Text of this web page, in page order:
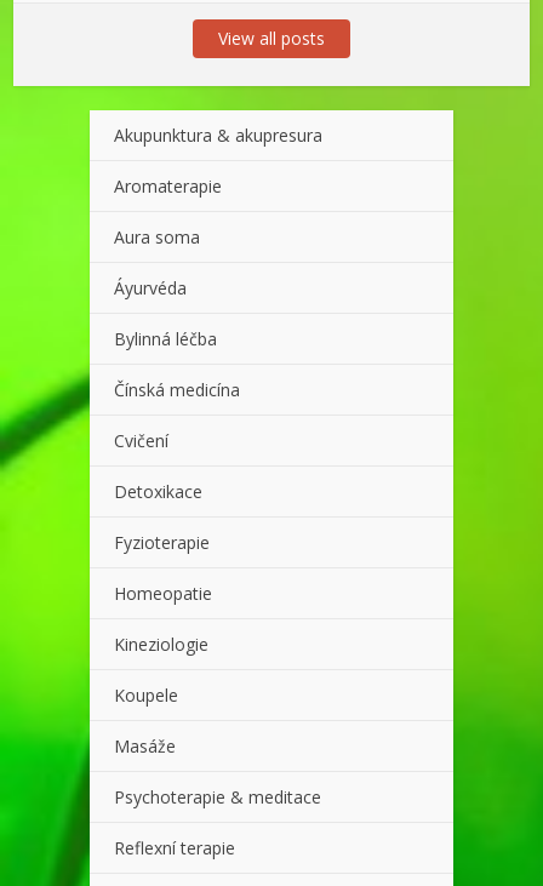
View all posts
Akupunktura & akupresura
Aromaterapie
Aura soma
Áyurvéda
Bylinná léčba
Čínská medicína
Cvičení
Detoxikace
Fyzioterapie
Homeopatie
Kineziologie
Koupele
Masáže
Psychoterapie & meditace
Reflexní terapie